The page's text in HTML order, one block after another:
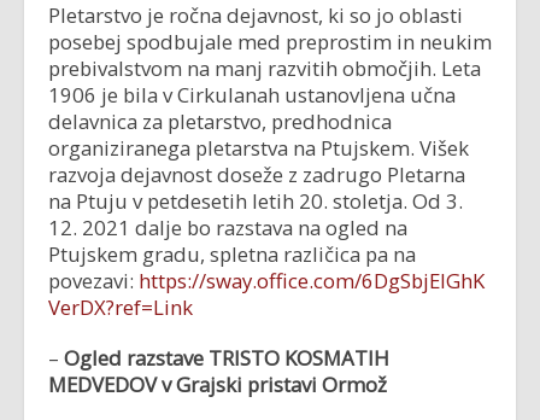
Pletarstvo je ročna dejavnost, ki so jo oblasti
posebej spodbujale med preprostim in neukim
prebivalstvom na manj razvitih območjih. Leta
1906 je bila v Cirkulanah ustanovljena učna
delavnica za pletarstvo, predhodnica
organiziranega pletarstva na Ptujskem. Višek
razvoja dejavnost doseže z zadrugo Pletarna
na Ptuju v petdesetih letih 20. stoletja. Od 3.
12. 2021 dalje bo razstava na ogled na
Ptujskem gradu, spletna različica pa na
povezavi: https://sway.office.com/6DgSbjEIGhK
VerDX?ref=Link
– Ogled razstave TRISTO KOSMATIH
MEDVEDOV v Grajski pristavi Ormož